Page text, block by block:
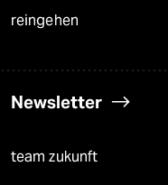
reingehen
Newsletter
team zukunft